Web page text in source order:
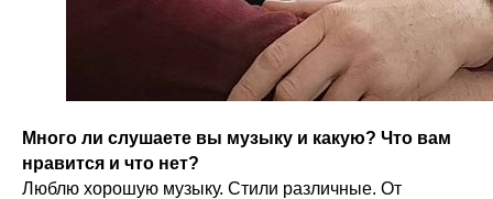
Много ли слушаете вы музыку и какую? Что вам
нравится и что нет?
Люблю хорошую музыку. Стили различные. От